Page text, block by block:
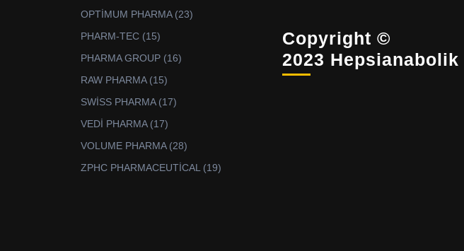
OPTİMUM PHARMA 2323
PHARM-TEC 1515
PHARMA GROUP 1616
RAW PHARMA 1515
SWİSS PHARMA 1717
VEDİ PHARMA 1717
VOLUME PHARMA 2828
ZPHC PHARMACEUTİCAL 1919
Copyright ©
2023 Hepsianabolik